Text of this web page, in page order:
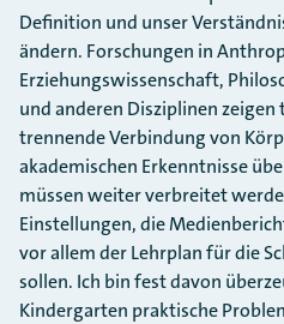
Definition und unser
ändern. Forschungen in
Erziehungswissenschaft,
und anderen Disziplinen
trennende Verbindung von
akademischen Erkenntnisse
müssen weiter verbreitet
Einstellungen, die
vor allem der Lehrplan für die
sollen. Ich bin fest davon
Kindergarten praktische